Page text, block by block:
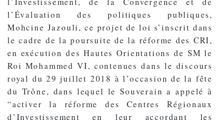
l’Évaluation des politiques publiques,
Mohcine Jazouli, ce projet de loi s’inscrit dans
le cadre de la poursuite de la réforme des CRI,
en exécution des Hautes Orientations de SM le
Roi Mohammed VI, contenues dans le discours
royal du 29 juillet 2018 à l’occasion de la fête
du Trône, dans lequel le Souverain a appelé à
“activer la réforme des Centres Régionaux
d’Investissement en leur accordant les